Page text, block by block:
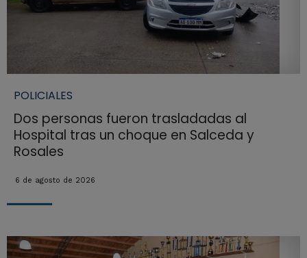
POLICIALES
Dos personas fueron trasladadas al
Hospital tras un choque en Salceda y
Rosales
6 de agosto de 2026